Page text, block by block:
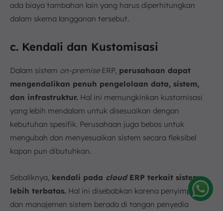
ada biaya tambahan lain yang harus diperhitungkan
dalam skema langganan tersebut.
c. Kendali dan Kustomisasi
Dalam sistem on-premiseERP, perusahaan dapat
mengendalikan penuh pengelolaan data, sistem,
dan infrastruktur. Hal ini memungkinkan kustomisasi
yang lebih mendalam untuk disesuaikan dengan
kebutuhan spesifik. Perusahaan juga bebas untuk
mengubah dan menyesuaikan sistem secara fleksibel
kapan pun dibutuhkan.
Sebaliknya, kendali pada cloudERP terkait sistem
lebih terbatas. Hal ini disebabkan karena penyimpanan
dan manajemen sistem berada di tangan penyedia